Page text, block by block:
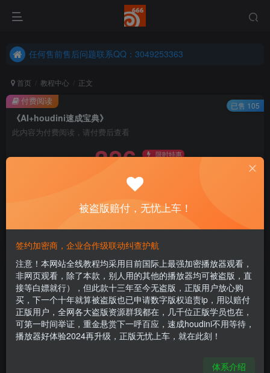
任何售前售后问题联系QQ：3049253363
任何售前售后问题联系QQ：3049253363
首页 教程中心 正文
《AI+houdini速成宝典》
此内容为付费阅读，请付费后查看
386 限时特惠
立即购买
付费阅读 已售 105
《AI+houdini速成宝典》
houdini666
1年前更新
关注 私信
2716 11
全线教程使用加密播放器观看，购买后，页
被盗版赔付，无忧上车！
签约加密商，企业合作级联动纠查护航
注意！本网站全线教程均采用目前国际上最强加密播放器观看，
非网页观看，除了本款，别人用的其他的播放器均可被盗版，直
接等白嫖就行），但此款十三年至今无盗版，正版用户放心购
买，下一个十年就算被盗版也已申请数字版权追责ip，用以赔付
正版用户，全网各大盗版资源群我都在，几千位正版学员也在，
可第一时间举证，重金悬赏下一呼百应，速成houdini不用等待，
播放器好体验2024再升级，正版无忧上车，就在此刻！
体系介绍